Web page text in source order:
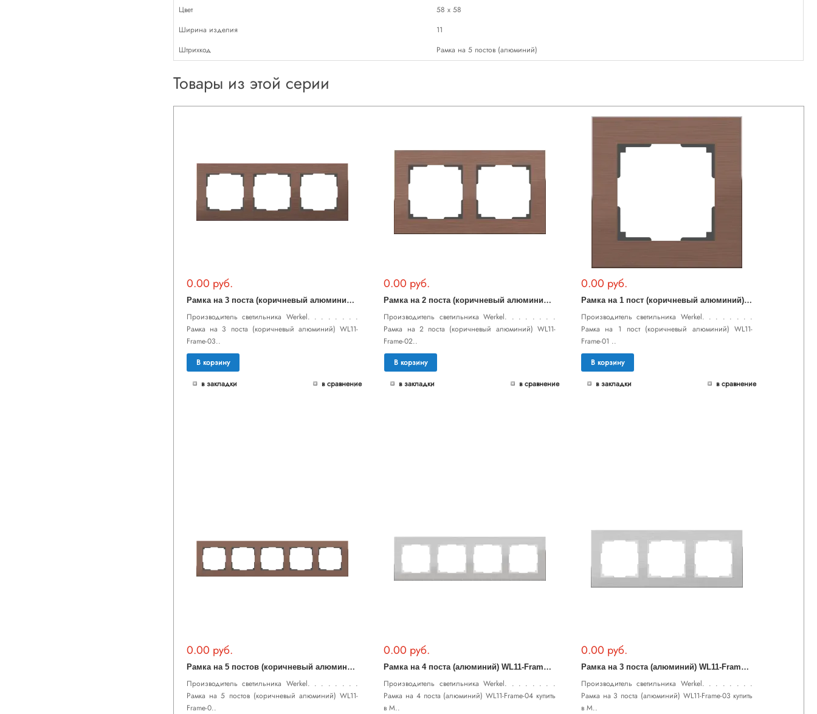
Цвет
58 х 58
Ширина изделия
11
Штрихкод
Рамка на 5 постов (алюминий)
Товары из этой серии
0.00 руб.
Р
амка на 3 поста (коричневый алюминий) WL11-Frame-03
Производитель светильника Werkel. . . . . . . .
Рамка на 3 поста (коричневый алюминий) WL11-
Frame-03..
В корзину
в закладки
в сравнение
0.00 руб.
Р
амка на 2 поста (коричневый алюминий) WL11-Frame-02
Производитель светильника Werkel. . . . . . . .
Рамка на 2 поста (коричневый алюминий) WL11-
Frame-02..
В корзину
в закладки
в сравнение
0.00 руб.
Р
амка на 1 пост (коричневый алюминий) WL11-Frame-01
Производитель светильника Werkel. . . . . . . .
Рамка на 1 пост (коричневый алюминий) WL11-
Frame-01 ..
В корзину
в закладки
в сравнение
0.00 руб.
Р
амка на 5 постов (коричневый алюминий) WL11-Frame-05
Производитель светильника Werkel. . . . . . . .
Рамка на 5 постов (коричневый алюминий) WL11-
Frame-0..
0.00 руб.
Р
амка на 4 поста (алюминий) WL11-Frame-04
Производитель светильника Werkel. . . . . . . .
Рамка на 4 поста (алюминий) WL11-Frame-04 купить
в М..
0.00 руб.
Р
амка на 3 поста (алюминий) WL11-Frame-03
Производитель светильника Werkel. . . . . . . .
Рамка на 3 поста (алюминий) WL11-Frame-03 купить
в М..